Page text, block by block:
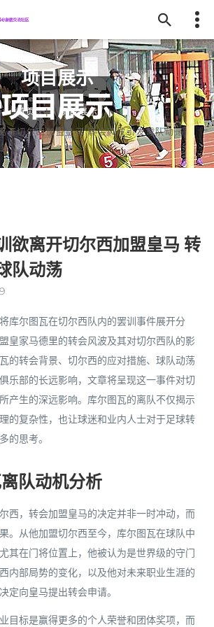
项目展示
首页
项目展示
开切尔西加盟皇马 转会风波引发球队动荡
欲离开切尔西加盟皇马 转
队动荡
库尔图瓦在切尔西队内的罢训事件展开分
皇家马德里的转会风波及其对切尔西队的影
的转会背景、切尔西的应对措施、球队动荡
乐部的长远影响，文章将呈现这一事件对切
产生的深远影响。库尔图瓦的离队不仅揭示
的复杂性，也让球迷和业内人士对于足球转
的思考。
队动机分析
西，转会加盟皇马的决定并非一时冲动，而
。从他加盟切尔西至今，库尔图瓦在球队中
其在门将位置上，他被认为是世界级的守门
内部局势的变化，以及他对未来职业生涯的
定向皇马提出转会申请。
目标是赢得更多的个人荣誉和团体奖项，而